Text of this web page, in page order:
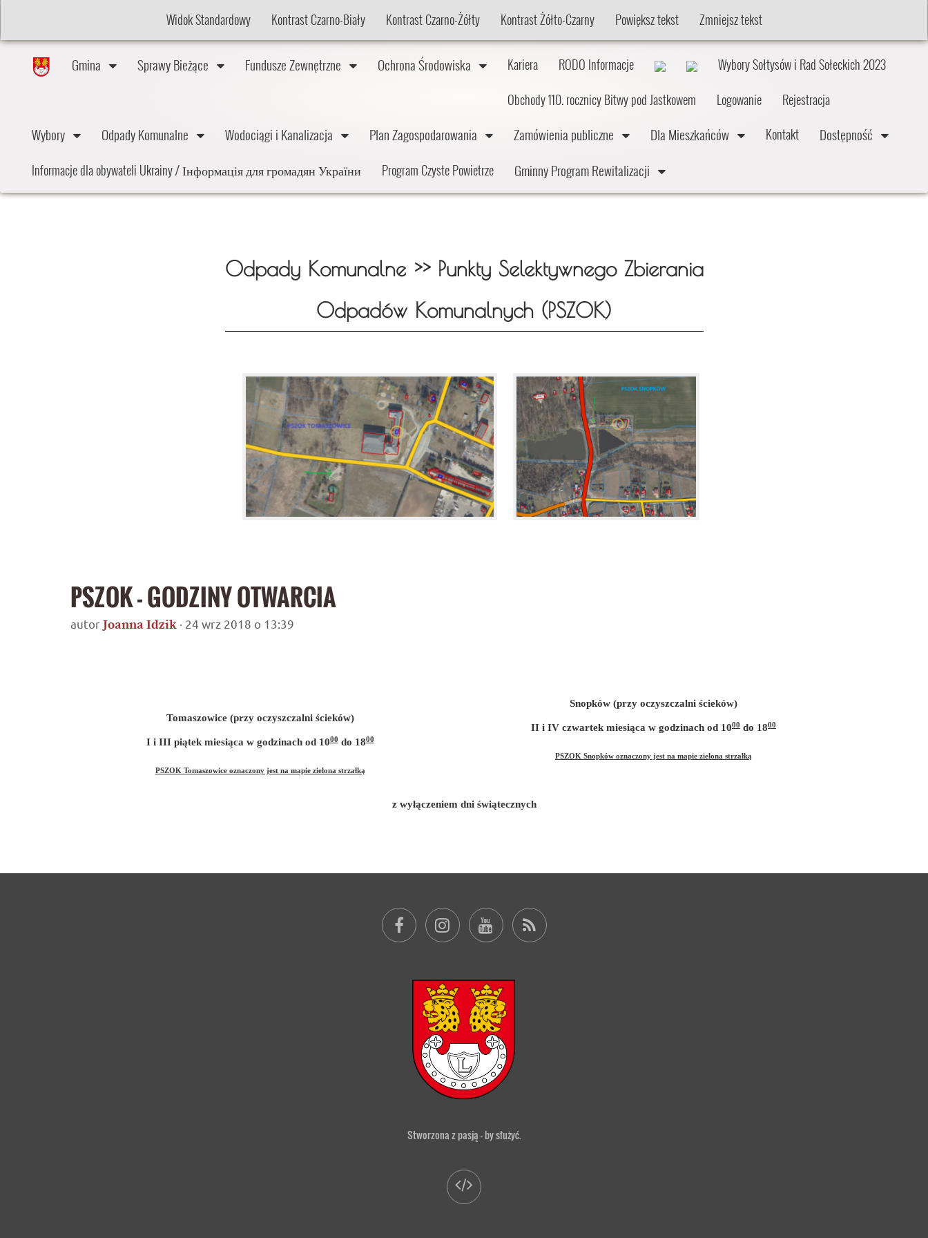
Widok Standardowy Kontrast Czarno-Biały Kontrast Czarno-Żółty Kontrast Żółto-Czarny Powiększ tekst Zmniejsz tekst
Gmina Sprawy Bieżące Fundusze Zewnętrzne Ochrona Środowiska Kariera RODO Informacje
Wybory Sołtysów i Rad Sołeckich 2023
Obchody 110. rocznicy Bitwy pod Jastkowem
Logowanie Rejestracja
Wybory Odpady Komunalne Wodociągi i Kanalizacja Plan Zagospodarowania Zamówienia publiczne Dla Mieszkańców Kontakt Dostępność
Informacje dla obywateli Ukrainy / Інформація для громадян України Program Czyste Powietrze Gminny Program Rewitalizacji
Odpady Komunalne >> Punkty Selektywnego Zbierania
Odpadów Komunalnych (PSZOK)
PSZOK - GODZINY OTWARCIA
autorJoanna Idzik · 24 wrz 2018 o 13:39
Tomaszowice (przy oczyszczalni ścieków)
I i III piątek miesiąca w godzinach od 1000do 1800
PSZOK Tomaszowice oznaczony jest na mapie zielona strzałką
Snopków (przy oczyszczalni ścieków)
II i IV czwartek miesiąca w godzinach od 1000 do 1800
PSZOK Snopków oznaczony jest na mapie zielona strzałką
z wyłączeniem dni świątecznych
Stworzona z pasją — by służyć.